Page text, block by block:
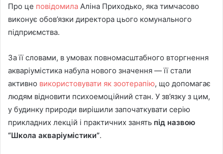
Про це повідомила Аліна Приходько, яка тимчасово
виконує обов’язки директора цього комунального
підприємства.
За її словами, в умовах повномасштабного вторгнення
акваріумістика набула нового значення — її стали
активно використовувати як зоотерапію, що допомагає
людям відновити психоемоційний стан. У зв’язку з цим,
у будинку природи вирішили започаткувати серію
прикладних лекцій і практичних занять під назвою
“Школа акваріумістики”.